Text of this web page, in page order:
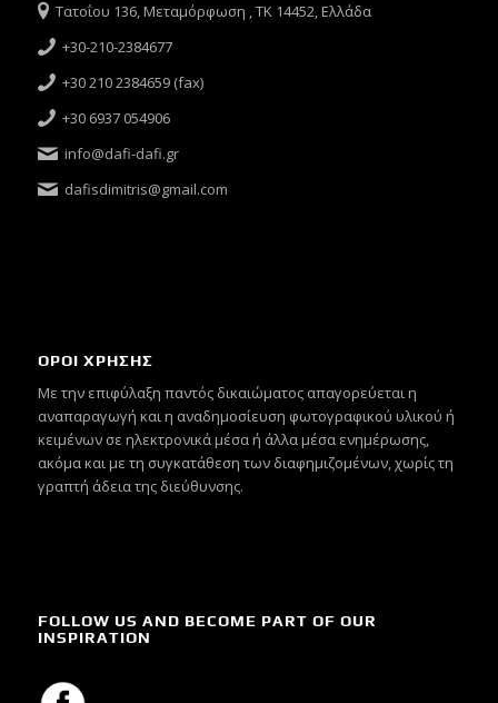
Τατοΐου 136, Μεταμόρφωση , ΤΚ 14452, Ελλάδα
+30-210-2384677
+30 210 2384659 (fax)
+30 6937 054906
info@dafi-dafi.gr
dafisdimitris@gmail.com
ΟΡΟΙ ΧΡΗΣΗΣ
Mε την επιφύλαξη παντός δικαιώματος απαγορεύεται η
αναπαραγωγή και η αναδημοσίευση φωτογραφικού υλικού ή
κειμένων σε ηλεκτρονικά μέσα ή άλλα μέσα ενημέρωσης,
ακόμα και με τη συγκατάθεση των διαφημιζομένων, χωρίς τη
γραπτή άδεια της διεύθυνσης.
FOLLOW US AND BECOME PART OF OUR
INSPIRATION